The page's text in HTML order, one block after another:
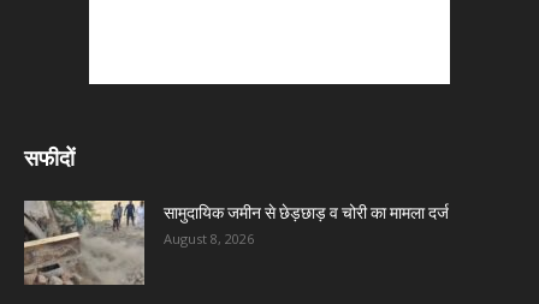
सफीदों
सामुदायिक जमीन से छेड़छाड़ व चोरी का मामला दर्ज
August 8, 2026